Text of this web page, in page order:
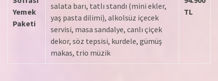
Yemek
Paketi
salata barı, tatlı standı (mini ekler,
yaş pasta dilimi), alkolsüz içecek
servisi, masa sandalye, canlı çiçek
dekor, söz tepsisi, kurdele, gümüş
makas, trio müzik
TL